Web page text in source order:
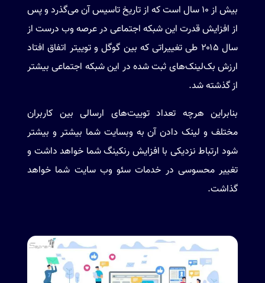
بیش از ۱۰ سال است که از تاریخ تاسیس آن می‌گذرد و پس
از افزایش قدرت این شبکه اجتماعی در عرصه وب درست از
سال ۲۰۱۵ طی تغییراتی که بین گوگل و توییتر اتفاق افتاد
ارزش بک‌لینک‌های ثبت شده در این شبکه اجتماعی بیشتر
از گذشته شد.
بنابراین هرچه تعداد توییت‌های ارسالی بین کاربران
مختلف و لینک دادن آن به وبسایت شما بیشتر و بیشتر
شود ارتباط نزدیکی با افزایش رنکینگ شما خواهد داشت و
تغییر محسوسی در خدمات سئو وب سایت شما خواهد
گذاشت.